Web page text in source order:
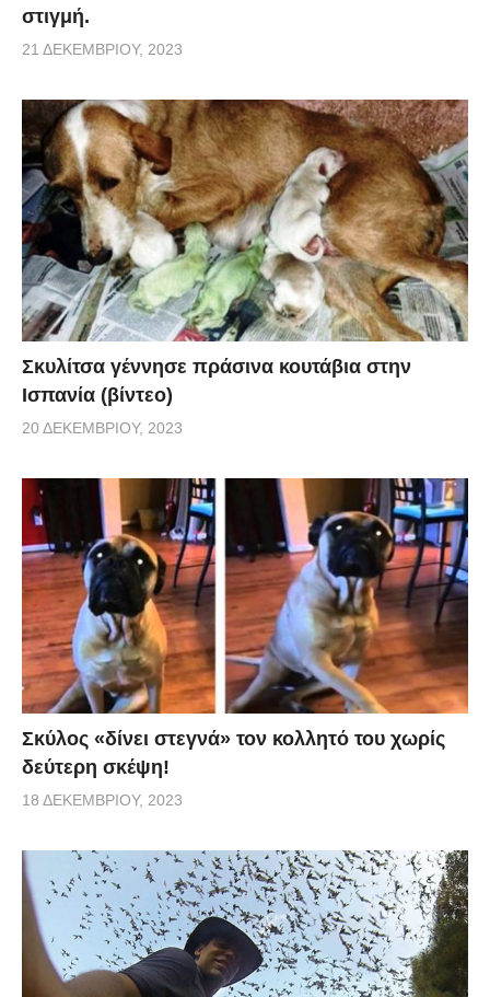
στιγμή.
21 ΔΕΚΕΜΒΡΊΟΥ, 2023
Σκυλίτσα γέννησε πράσινα κουτάβια στην
Ισπανία (βίντεο)
20 ΔΕΚΕΜΒΡΊΟΥ, 2023
Σκύλος «δίνει στεγνά» τον κολλητό του χωρίς
δεύτερη σκέψη!
18 ΔΕΚΕΜΒΡΊΟΥ, 2023